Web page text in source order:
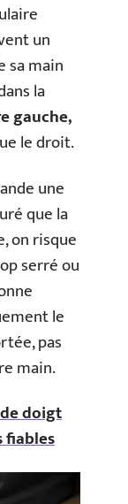
un
sa main
la
gauche,
le droit.
une
que la
on risque
serré ou
le
pas
main.
doigt
fiables